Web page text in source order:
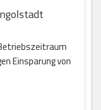
Einsparung von